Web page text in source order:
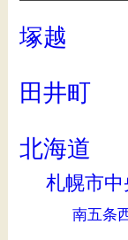
塚越
田井町
北海道
札幌市中
南五条